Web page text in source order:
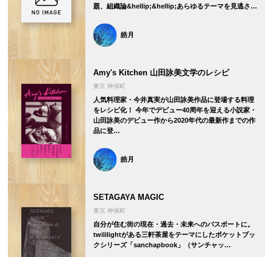
題、組織論&hellip;&hellip;あらゆるテーマを見逃さ…
皓月
Amy's Kitchen 山田詠美文学のレシピ
東京 神保町
人気料理家・今井真実が山田詠美作品に登場する料理
をレシピ化！ 今年でデビュー40周年を迎える小説家・
山田詠美のデビュー作から2020年代の最新作までの作
品に登…
皓月
SETAGAYA MAGIC
東京 神保町
自分が住む街の現在・過去・未来へのパスポートに。
twililightがある三軒茶屋をテーマにしたポケットブッ
クシリーズ「sanchapbook」（サンチャッ…